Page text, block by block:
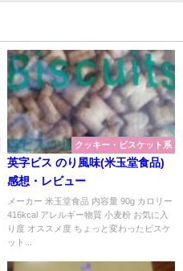
クッキー・ビスケット系
英字ビス のり風味(米玉堂食品)
感想・レビュー
メーカー 米玉堂食品 内容量 90g カロリー
416kcal アレルギー物質 小麦粉 お気に入
り度 オススメ度 ちょっと変わったビスケ
ット...